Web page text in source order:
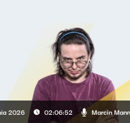
2026 02:06:52 Marcin Mann